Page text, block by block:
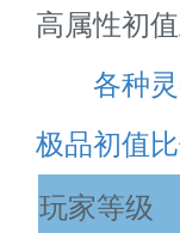
高属性初值
各种
极品初值
玩家等级